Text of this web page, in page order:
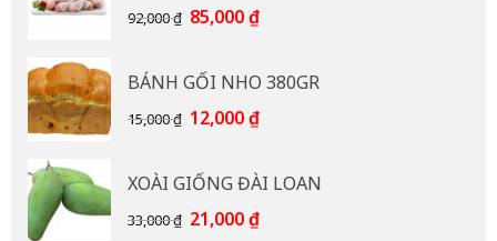
92,000₫ Giá
92,000 ₫.
85,000₫Giá
là:
85,000 ₫.
BÁNH GỐI NHO 380GR
15,000₫ Giá
15,000 ₫.
12,000₫Giá
là:
12,000 ₫.
XOÀI GIỐNG ĐÀI LOAN
33,000₫ Giá
21,000₫Giá